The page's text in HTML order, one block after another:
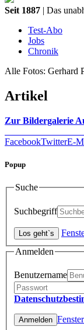
Seit 1887 | Das
Test-Abo
Jobs
Chronik
Alle Fotos: Gerhard
Artikel
Zur Bildergalerie
FacebookTwitterE-
Popup
Suche
Suchbegriff
Anmelden
Benutzername